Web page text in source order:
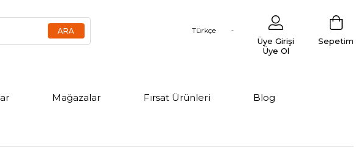
Türkçe
Sepetim
Üye Girişi
Üye Ol
Mağazalar Fırsat Ürünleri Blog